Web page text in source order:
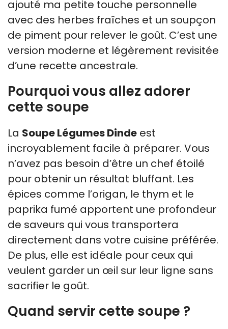
ajouté ma petite touche personnelle
avec des herbes fraîches et un soupçon
de piment pour relever le goût. C’est une
version moderne et légèrement revisitée
d’une recette ancestrale.
Pourquoi vous allez adorer
cette soupe
La Soupe Légumes Dinde est
incroyablement facile à préparer. Vous
n’avez pas besoin d’être un chef étoilé
pour obtenir un résultat bluffant. Les
épices comme l’origan, le thym et le
paprika fumé apportent une profondeur
de saveurs qui vous transportera
directement dans votre cuisine préférée.
De plus, elle est idéale pour ceux qui
veulent garder un œil sur leur ligne sans
sacrifier le goût.
Quand servir cette soupe ?